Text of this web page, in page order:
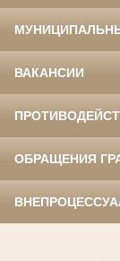
ВАКАНСИИ
ОБРАЩЕНИЯ